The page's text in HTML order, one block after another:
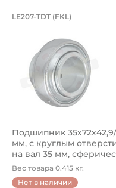
Подшипник
LE207-TDT (FKL)
Подшипник 35х72х42,9/
мм, с круглым
на вал 35 мм,
Вес товара 0.415 кг.
Нет в наличии